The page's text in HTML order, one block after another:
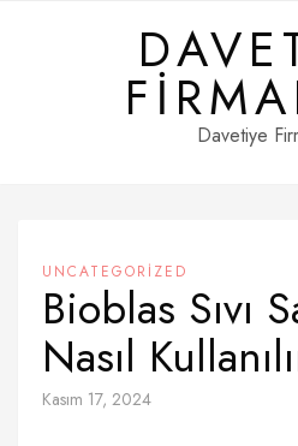
Davetiye
UNCATEGORIZED
Bioblas Sıvı
Nasıl
Kasım 17, 2024